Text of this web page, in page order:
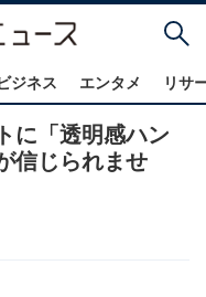
ジネス エンタメ リサ
に「透明感ハン
信じられませ